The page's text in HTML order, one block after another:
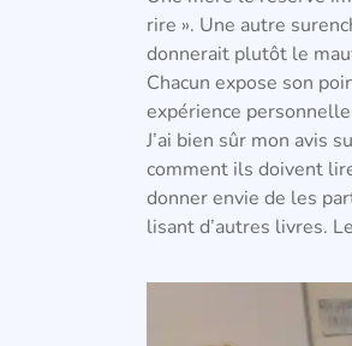
rire ». Une autre
donnerait plutôt le
Chacun expose son
expérience
J’ai bien sûr mon avis
comment ils doivent
donner envie de les
lisant d’autres livres.